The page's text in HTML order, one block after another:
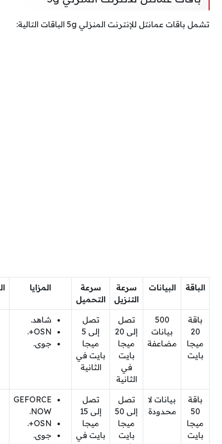
تشمل باقات عمانتل للإنترنت المنزلي 5g الباقات التالية:
الباقة البيانات
سرعة
التنزيل
سرعة
التحميل
المزايا
باقة
20
ميجا
بايت
500
بيانات
مضاعفة
تصل
إلى 20
ميجا
بايت
في
الثانية
تصل
إلى 5
ميجا
بايت في
الثانية
شاهد.
OSN+.
جوى.
باقة
50
ميجا
بايت
بيانات لا
محدودة
تصل
إلى 50
ميجا
بايت
تصل
إلى 15
ميجا
بايت في
GEFORCE
NOW.
OSN+.
جوى.